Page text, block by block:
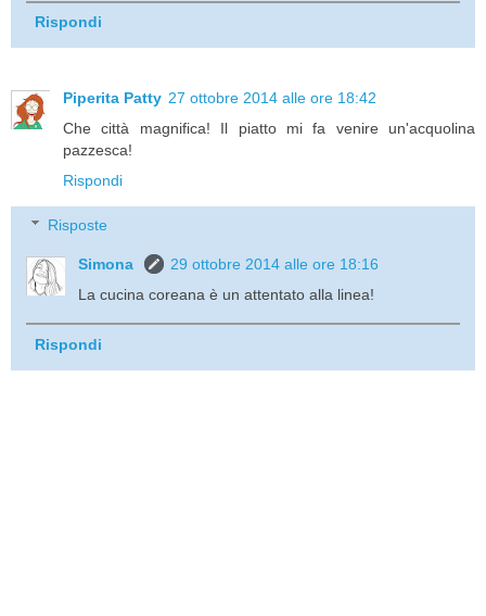
Rispondi
Piperita Patty 27 ottobre 2014 alle ore 18:42
Che città magnifica! Il piatto mi fa venire un'acquolina
pazzesca!
Rispondi
Risposte
Simona
29 ottobre 2014 alle ore 18:16
La cucina coreana è un attentato alla linea!
Rispondi